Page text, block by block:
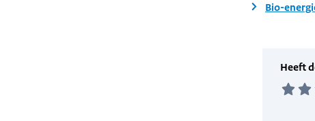
Bio-